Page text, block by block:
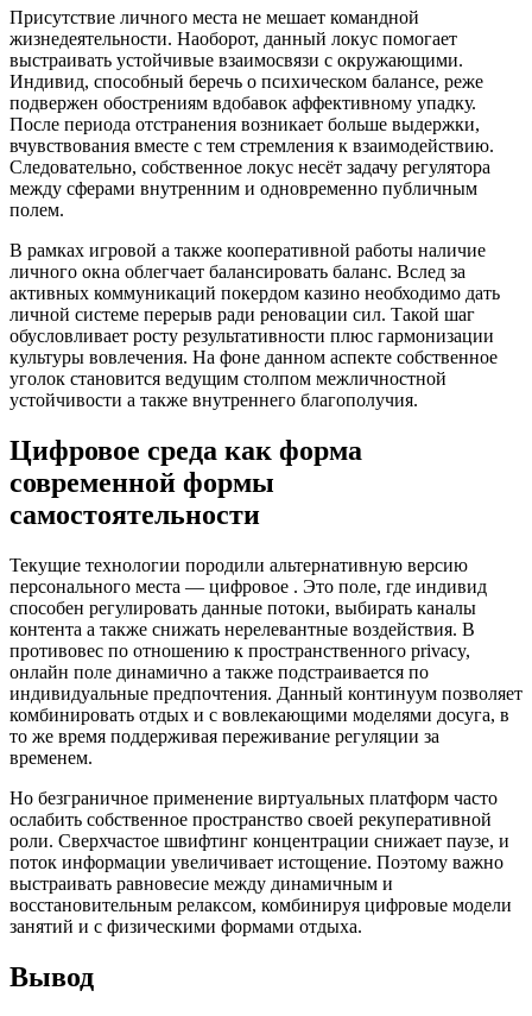
Присутствие личного места не мешает командной
жизнедеятельности. Наоборот, данный локус помогает
выстраивать устойчивые взаимосвязи с окружающими.
Индивид, способный беречь о психическом балансе, реже
подвержен обострениям вдобавок аффективному упадку.
После периода отстранения возникает больше выдержки,
вчувствования вместе с тем стремления к взаимодействию.
Следовательно, собственное локус несёт задачу регулятора
между сферами внутренним и одновременно публичным
полем.
В рамках игровой а также кооперативной работы наличие
личного окна облегчает балансировать баланс. Вслед за
активных коммуникаций покердом казино необходимо дать
личной системе перерыв ради реновации сил. Такой шаг
обусловливает росту результативности плюс гармонизации
культуры вовлечения. На фоне данном аспекте собственное
уголок становится ведущим столпом межличностной
устойчивости а также внутреннего благополучия.
Цифровое среда как форма
современной формы
самостоятельности
Текущие технологии породили альтернативную версию
персонального места — цифровое . Это поле, где индивид
способен регулировать данные потоки, выбирать каналы
контента а также снижать нерелевантные воздействия. В
противовес по отношению к пространственного privacy,
онлайн поле динамично а также подстраивается по
индивидуальные предпочтения. Данный континуум позволяет
комбинировать отдых и с вовлекающими моделями досуга, в
то же время поддерживая переживание регуляции за
временем.
Но безграничное применение виртуальных платформ часто
ослабить собственное пространство своей рекуперативной
роли. Сверхчастое швифтинг концентрации снижает паузе, и
поток информации увеличивает истощение. Поэтому важно
выстраивать равновесие между динамичным и
восстановительным релаксом, комбинируя цифровые модели
занятий и с физическими формами отдыха.
Вывод